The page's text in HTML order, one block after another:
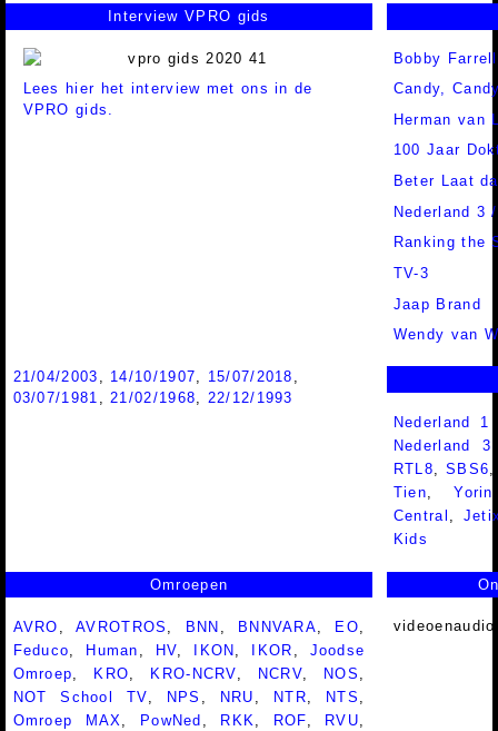
Interview VPRO gids
Lees hier het interview met ons in de
VPRO gids.
Bobby Farrell
Candy,
Herman van
100 Jaar
Beter Laat
Nederland 3
Ranking the
TV-3
Jaap Brand
Wendy van
21/04/2003 , 14/10/1907, 15/07/2018 ,
03/07/1981 ,21/02/1968, 22/12/1993
Nederland
Nederland
RTL8 ,SBS6
Tien ,Yorin
Central
Kids
Omroepen
AVRO ,AVROTROS , BNN , BNNVARA, EO,
Feduco, Human , HV, IKON , IKOR , Joodse
Omroep, KRO, KRO-NCRV, NCRV, NOS ,
NOT School TV, NPS , NRU , NTR, NTS ,
Omroep MAX, PowNed , RKK, ROF, RVU,